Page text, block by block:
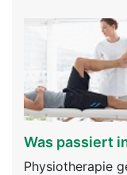
Was passiert
Physiotherapie